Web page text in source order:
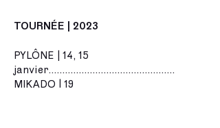
TOURNÉE | 2023
PYLÔNE | 14, 15
janvier..............................................
MIKADO | 19